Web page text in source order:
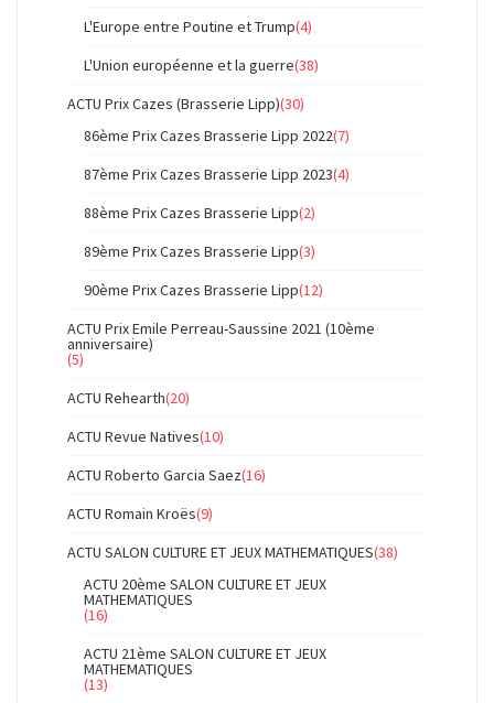
L'Europe entre Poutine et Trump(4)
L'Union européenne et la guerre(38)
ACTU Prix Cazes (Brasserie Lipp)(30)
86ème Prix Cazes Brasserie Lipp 2022(7)
87ème Prix Cazes Brasserie Lipp 2023(4)
88ème Prix Cazes Brasserie Lipp(2)
89ème Prix Cazes Brasserie Lipp(3)
90ème Prix Cazes Brasserie Lipp(12)
ACTU Prix Emile Perreau-Saussine 2021 (10ème
anniversaire)
(5)
ACTU Rehearth(20)
ACTU Revue Natives(10)
ACTU Roberto Garcia Saez(16)
ACTU Romain Kroës(9)
ACTU SALON CULTURE ET JEUX MATHEMATIQUES(38)
ACTU 20ème SALON CULTURE ET JEUX
MATHEMATIQUES
(16)
ACTU 21ème SALON CULTURE ET JEUX
MATHEMATIQUES
(13)